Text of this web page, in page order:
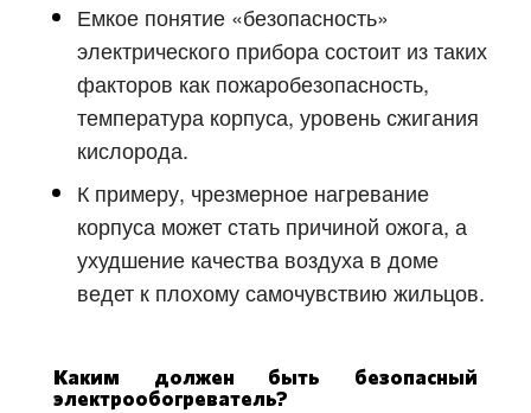
Емкое понятие «безопасность»
электрического прибора состоит из таких
факторов как пожаробезопасность,
температура корпуса, уровень сжигания
кислорода.
К примеру, чрезмерное нагревание
корпуса может стать причиной ожога, а
ухудшение качества воздуха в доме
ведет к плохому самочувствию жильцов.
Каким должен быть безопасный
электрообогреватель?